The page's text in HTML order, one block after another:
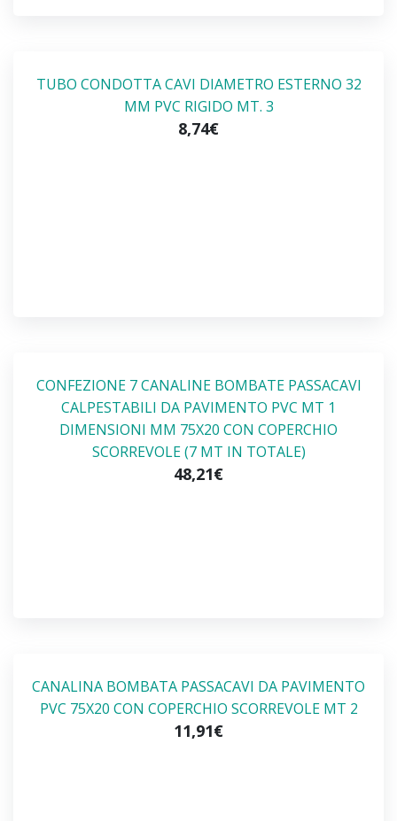
TUBO CONDOTTA CAVI DIAMETRO ESTERNO 32
MM PVC RIGIDO MT. 3
8,74€
CONFEZIONE 7 CANALINE BOMBATE PASSACAVI
CALPESTABILI DA PAVIMENTO PVC MT 1
DIMENSIONI MM 75X20 CON COPERCHIO
SCORREVOLE (7 MT IN TOTALE)
48,21€
CANALINA BOMBATA PASSACAVI DA PAVIMENTO
PVC 75X20 CON COPERCHIO SCORREVOLE MT 2
11,91€